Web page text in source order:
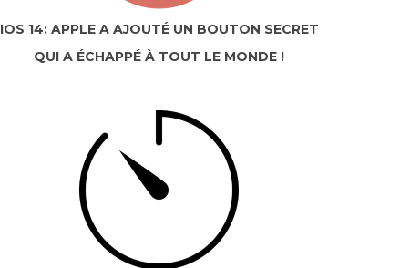
IOS 14: APPLE A AJOUTÉ UN BOUTON SECRET
QUI A ÉCHAPPÉ À TOUT LE MONDE !